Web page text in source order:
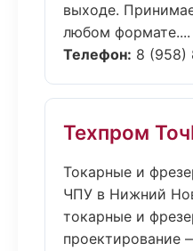
выходе.
любом формате....
Телефон: 8 (958)
Техпром
Токарные и
ЧПУ в Нижний
токарные и
проектирование